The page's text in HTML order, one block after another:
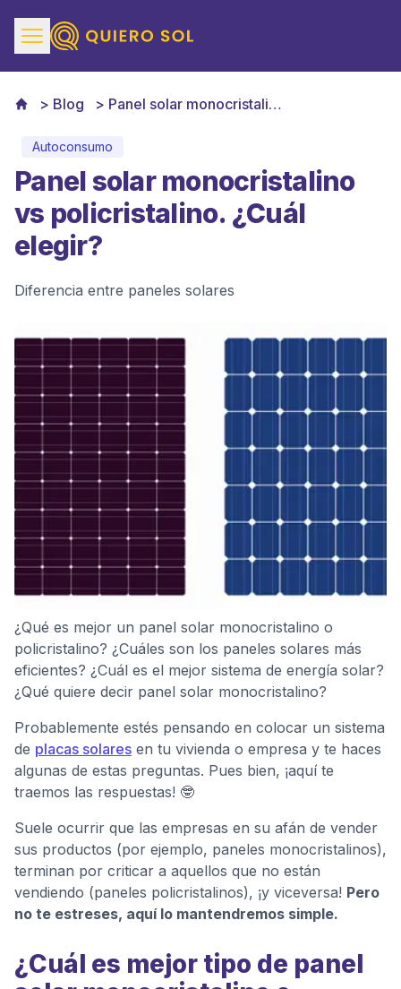
Blog Panel solar monocristalino vs policristalino
Autoconsumo
Panel solar monocristalino
vs policristalino. ¿Cuál
elegir?
Diferencia entre paneles solares
¿Qué es mejor un panel solar monocristalino o
policristalino? ¿Cuáles son los paneles solares más
eficientes? ¿Cuál es el mejor sistema de energía solar?
¿Qué quiere decir panel solar monocristalino?
Probablemente estés pensando en colocar un sistema
de placas solares en tu vivienda o empresa y te haces
algunas de estas preguntas. Pues bien, ¡aquí te
traemos las respuestas! 🤓
Suele ocurrir que las empresas en su afán de vender
sus productos (por ejemplo, paneles monocristalinos),
terminan por criticar a aquellos que no están
vendiendo (paneles policristalinos), ¡y viceversa! Pero
no te estreses, aquí lo mantendremos simple.
¿Cuál es mejor tipo de panel